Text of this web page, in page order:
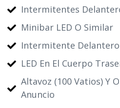
Intermitentes
Minibar LED O Similar
Intermitente Delantero
LED En El Cuerpo
Altavoz (100 Vatios) Y
Anuncio